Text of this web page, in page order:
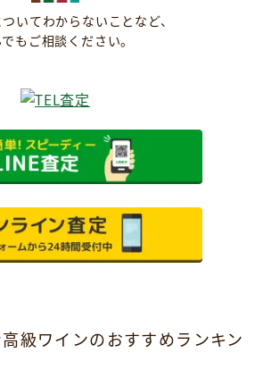
いてわからないことなど、
もご相談ください。
高級ワインのおすすめランキン